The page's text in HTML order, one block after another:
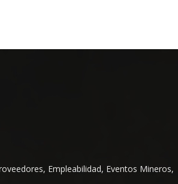
Empleabilidad, Eventos Mineros,